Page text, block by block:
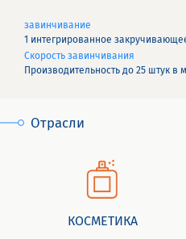
завинчивание
1 интегрированное
Скорость завинчивания
Производительность до 25 штук в
Отрасли
КОСМЕТИКА